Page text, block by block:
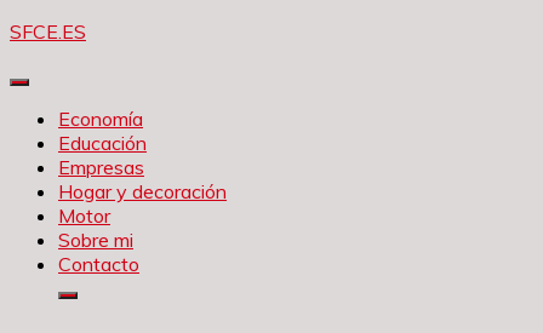
Saltar
contenido
SFCE.ES
Economía
Educación
Empresas
Hogar y decoración
Motor
Sobre mi
Contacto